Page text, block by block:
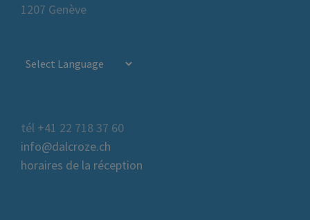
1207 Genève
tél +41 22 718 37 60
info@dalcroze.ch
horaires de la réception